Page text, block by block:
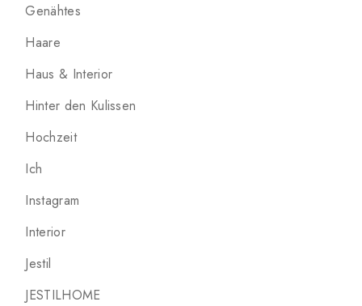
Genähtes
Haare
Haus & Interior
Hinter den Kulissen
Hochzeit
Ich
Instagram
Interior
Jestil
JESTILHOME